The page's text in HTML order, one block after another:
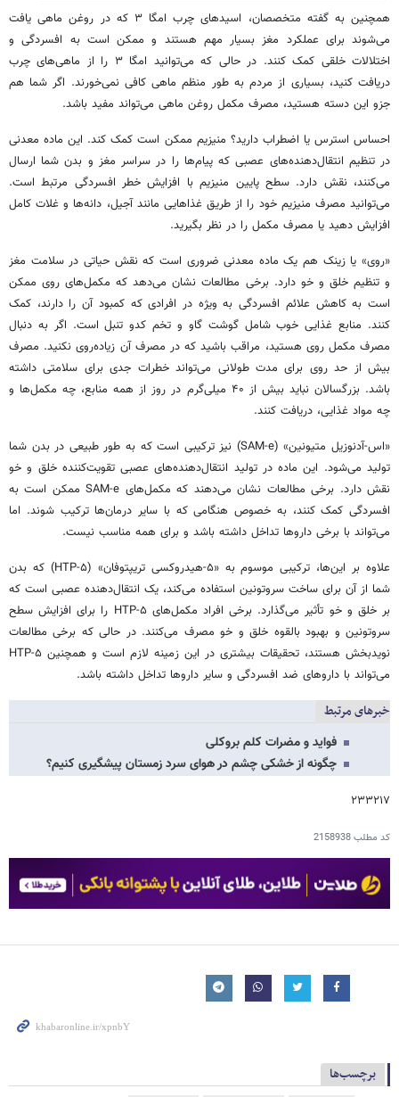
همچنین به گفته متخصصان، اسیدهای چرب امگا ۳ که در روغن ماهی یافت
می‌شوند برای عملکرد مغز بسیار مهم هستند و ممکن است به افسردگی و
اختلالات خلقی کمک کنند. در حالی که می‌توانید امگا ۳ را از ماهی‌های چرب
دریافت کنید، بسیاری از مردم به طور منظم ماهی کافی نمی‌خورند. اگر شما هم
جزو این دسته هستید، مصرف مکمل روغن ماهی می‌تواند مفید باشد.
احساس استرس یا اضطراب دارید؟ منیزیم ممکن است کمک کند. این ماده معدنی
در تنظیم انتقال‌دهنده‌های عصبی که پیام‌ها را در سراسر مغز و بدن شما ارسال
می‌کنند، نقش دارد. سطح پایین منیزیم با افزایش خطر افسردگی مرتبط است.
می‌توانید مصرف منیزیم خود را از طریق غذاهایی مانند آجیل، دانه‌ها و غلات کامل
افزایش دهید یا مصرف مکمل را در نظر بگیرید.
«روی» یا زینک هم یک ماده معدنی ضروری است که نقش حیاتی در سلامت مغز
و تنظیم خلق و خو دارد. برخی مطالعات نشان می‌دهد که مکمل‌های روی ممکن
است به کاهش علائم افسردگی به ویژه در افرادی که کمبود آن را دارند، کمک
کنند. منابع غذایی خوب شامل گوشت گاو و تخم‌ کدو تنبل است. اگر به دنبال
مصرف مکمل روی هستید، مراقب باشید که در مصرف آن زیاده‌روی نکنید. مصرف
بیش از حد روی برای مدت طولانی می‌تواند خطرات جدی برای سلامتی داشته
باشد. بزرگسالان نباید بیش از ۴۰ میلی‌گرم در روز از همه منابع، چه مکمل‌ها و
چه مواد غذایی، دریافت کنند.
«اس-آدنوزیل متیونین» (SAM-e) نیز ترکیبی است که به طور طبیعی در بدن شما
تولید می‌شود. این ماده در تولید انتقال‌دهنده‌های عصبی تقویت‌کننده خلق و خو
نقش دارد. برخی مطالعات نشان می‌دهند که مکمل‌های SAM-e ممکن است به
افسردگی کمک کنند، به خصوص هنگامی که با سایر درمان‌ها ترکیب شوند. اما
می‌تواند با برخی داروها تداخل داشته باشد و برای همه مناسب نیست.
علاوه بر این‌ها، ترکیبی موسوم به «۵-هیدروکسی تریپتوفان» (۵-HTP) که بدن
شما از آن برای ساخت سروتونین استفاده می‌کند، یک انتقال‌دهنده عصبی است که
بر خلق و خو تأثیر می‌گذارد. برخی افراد مکمل‌های ۵-HTP را برای افزایش سطح
سروتونین و بهبود بالقوه خلق و خو مصرف می‌کنند. در حالی که برخی مطالعات
نویدبخش هستند، تحقیقات بیشتری در این زمینه لازم است و همچنین ۵-HTP
می‌تواند با داروهای ضد افسردگی و سایر داروها تداخل داشته باشد.
خبرهای مرتبط
فواید و مضرات کلم بروکلی
چگونه از خشکی چشم در هوای سرد زمستان پیشگیری کنیم؟
۲۳۳۲۱۷
کد مطلب2158938
برچسب‌ها